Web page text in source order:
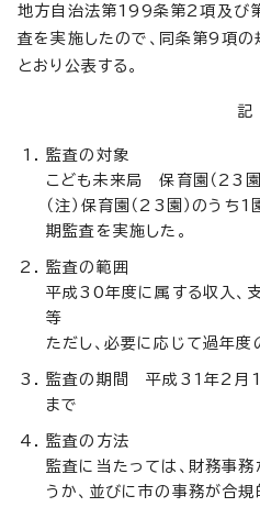
地方自治法第199条第2項及び
査を実施したので、同条第9項
とおり公表する。
記
監査の対象
こども未来局 保育園（23園
（注）保育園（23園）のうち
期監査を実施した。
監査の範囲
平成30年度に属する収入、
等
ただし、必要に応じて過年度
監査の期間 平成31年2月
まで
監査の方法
監査に当たっては、財務事
うか、並びに市の事務が合規